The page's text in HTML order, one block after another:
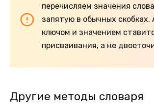
перечисляем значения
запятую в обычных
ключом и значением
присваивания, а не
Другие методы словаря